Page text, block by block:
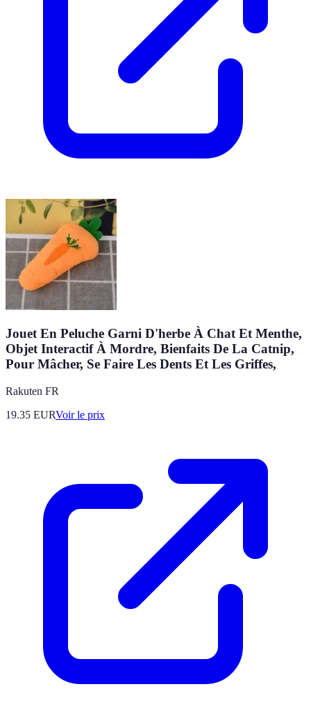
Jouet En Peluche Garni D'herbe À Chat Et Menthe,
Objet Interactif À Mordre, Bienfaits De La Catnip,
Pour Mâcher, Se Faire Les Dents Et Les Griffes,
Rakuten FR
19.35 EURVoir le prix